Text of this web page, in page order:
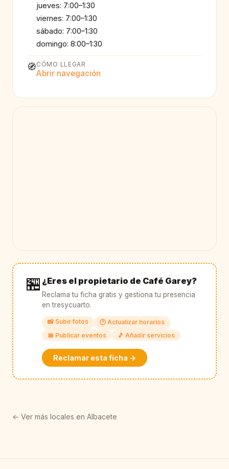
jueves: 7:00–1:30
viernes: 7:00–1:30
sábado: 7:00–1:30
domingo: 8:00–1:30
🧭CÓMO LLEGAR
Abrir navegación
🏪 ¿Eres el propietario de Café Garey?
Reclama tu ficha gratis y gestiona tu presencia
en tresycuarto.
📸 Subir fotos
🕐 Actualizar horarios
📅 Publicar eventos
🎵 Añadir servicios
Reclamar esta ficha →
← Ver más locales en Albacete